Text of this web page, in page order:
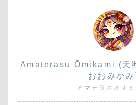
Amaterasu Ōmikami (天
おおみか
アマテラスオオミ